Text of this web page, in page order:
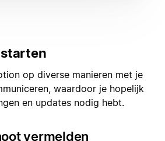
starten
op diverse manieren met je
waardoor je hopelijk
en updates nodig hebt.
vermelden